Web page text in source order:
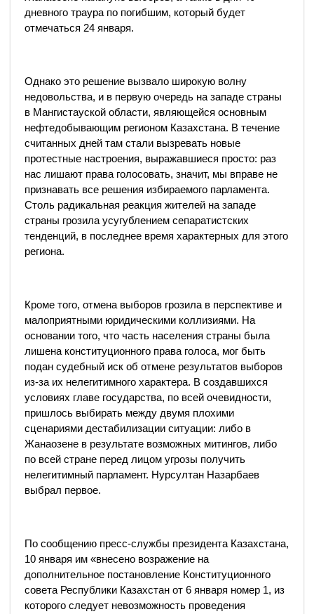
дневного траура по погибшим, который будет
отмечаться 24 января.
Однако это решение вызвало широкую волну
недовольства, и в первую очередь на западе страны
в Мангистауской области, являющейся основным
нефтедобывающим регионом Казахстана. В течение
считанных дней там стали вызревать новые
протестные настроения, выражавшиеся просто: раз
нас лишают права голосовать, значит, мы вправе не
признавать все решения избираемого парламента.
Столь радикальная реакция жителей на западе
страны грозила усугублением сепаратистских
тенденций, в последнее время характерных для этого
региона.
Кроме того, отмена выборов грозила в перспективе и
малоприятными юридическими коллизиями. На
основании того, что часть населения страны была
лишена конституционного права голоса, мог быть
подан судебный иск об отмене результатов выборов
из-за их нелегитимного характера. В создавшихся
условиях главе государства, по всей очевидности,
пришлось выбирать между двумя плохими
сценариями дестабилизации ситуации: либо в
Жанаозене в результате возможных митингов, либо
по всей стране перед лицом угрозы получить
нелегитимный парламент. Нурсултан Назарбаев
выбрал первое.
По сообщению пресс-службы президента Казахстана,
10 января им «внесено возражение на
дополнительное постановление Конституционного
совета Республики Казахстан от 6 января номер 1, из
которого следует невозможность проведения